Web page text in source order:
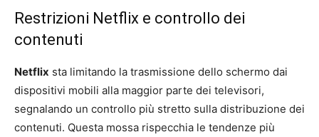
Restrizioni Netflix e controllo dei
contenuti
Netflix sta limitando la trasmissione dello schermo dai
dispositivi mobili alla maggior parte dei televisori,
segnalando un controllo più stretto sulla distribuzione dei
contenuti. Questa mossa rispecchia le tendenze più